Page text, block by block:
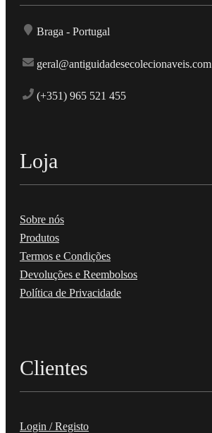
Braga - Portugal
geral@antiguidadesecolecionaveis.com
(+351) 965 521 455
Loja
Sobre nós
Produtos
Termos e Condições
Devoluções e Reembolsos
Política de Privacidade
Clientes
Login / Registo